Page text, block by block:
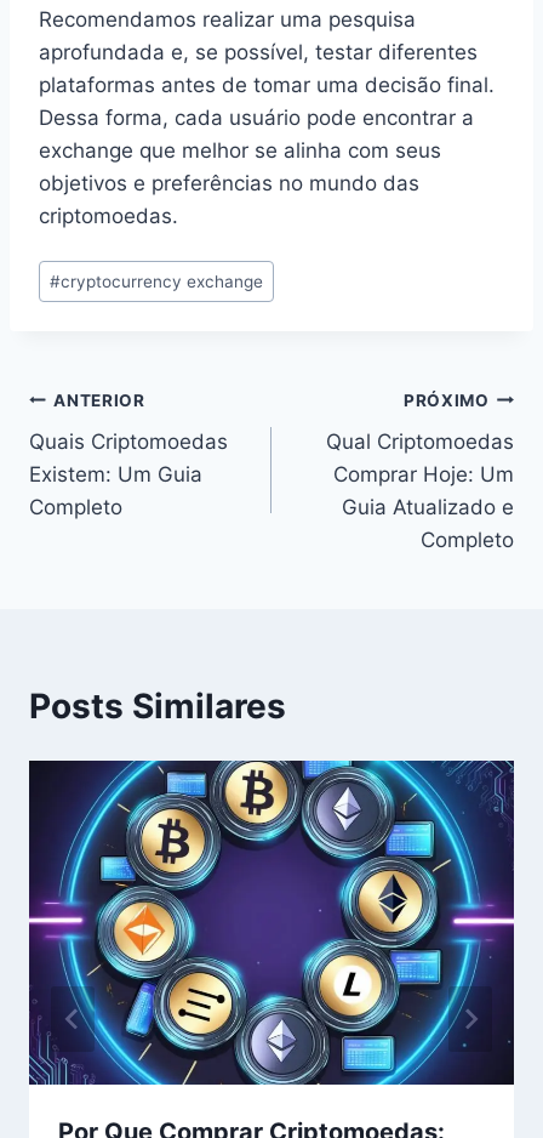
Recomendamos realizar uma pesquisa
aprofundada e, se possível, testar diferentes
plataformas antes de tomar uma decisão final.
Dessa forma, cada usuário pode encontrar a
exchange que melhor se alinha com seus
objetivos e preferências no mundo das
criptomoedas.
Tags
do
#cryptocurrency exchange
Navegação
de
Post
ANTERIOR
Quais Criptomoedas
Existem: Um Guia
Completo
PRÓXIMO
Qual Criptomoedas
Comprar Hoje: Um
Guia Atualizado e
Completo
Posts Similares
Por Que Comprar Criptomoedas: